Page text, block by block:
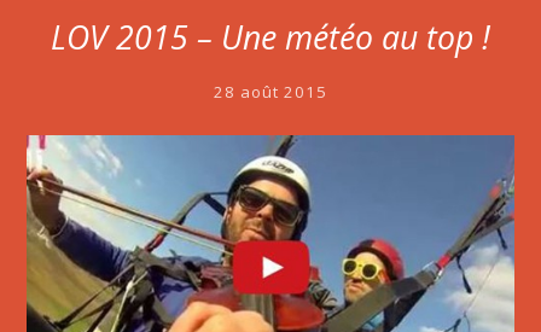
LOV 2015 – Une météo au top !
28 août 2015